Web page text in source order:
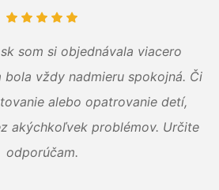
som si objednávala viacero
vždy nadmieru spokojná. Či
alebo opatrovanie detí,
akýchkoľvek problémov. Určite
odporúčam.